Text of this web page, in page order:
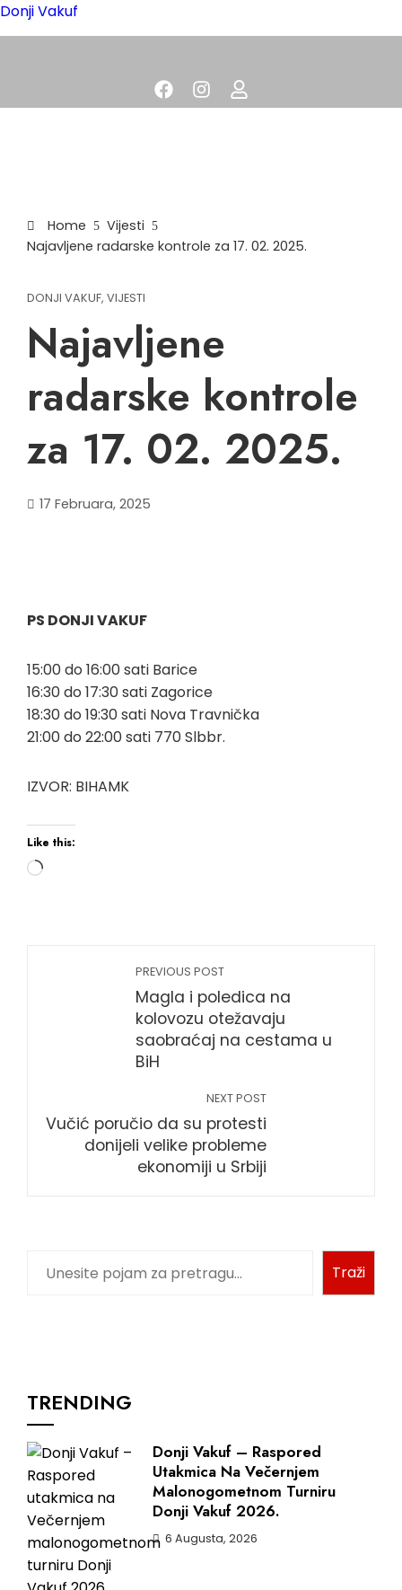
Donji Vakuf
Home
Vijesti
Najavljene radarske kontrole za 17. 02. 2025.
DONJI VAKUF, VIJESTI
Najavljene
radarske kontrole
za 17. 02. 2025.
17 Februara, 2025
PS DONJI VAKUF
15:00 do 16:00 sati Barice
16:30 do 17:30 sati Zagorice
18:30 do 19:30 sati Nova Travnička
21:00 do 22:00 sati 770 Slbbr.
IZVOR: BIHAMK
Like this:
PREVIOUS POST
Magla i poledica na
kolovozu otežavaju
saobraćaj na cestama u
BiH
NEXT POST
Vučić poručio da su protesti
donijeli velike probleme
ekonomiji u Srbiji
Traži
TRENDING
Donji Vakuf – Raspored
Utakmica Na Večernjem
Malonogometnom Turniru
Donji Vakuf 2026.
6 Augusta, 2026